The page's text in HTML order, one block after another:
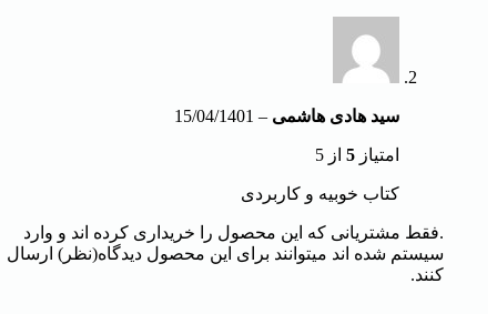
سید هادی هاشمی –
15/04/1401
امتیاز 5 از 5
کتاب خوبیه و کاربردی
.فقط مشتریانی که این محصول را خریداری کرده اند و وارد
سیستم شده اند میتوانند برای این محصول دیدگاه(نظر) ارسال
کنند.